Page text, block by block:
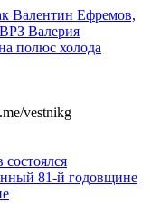
Валентин Ефремов,
Валерия
полюс холода
vestnikg
81-й годовщине